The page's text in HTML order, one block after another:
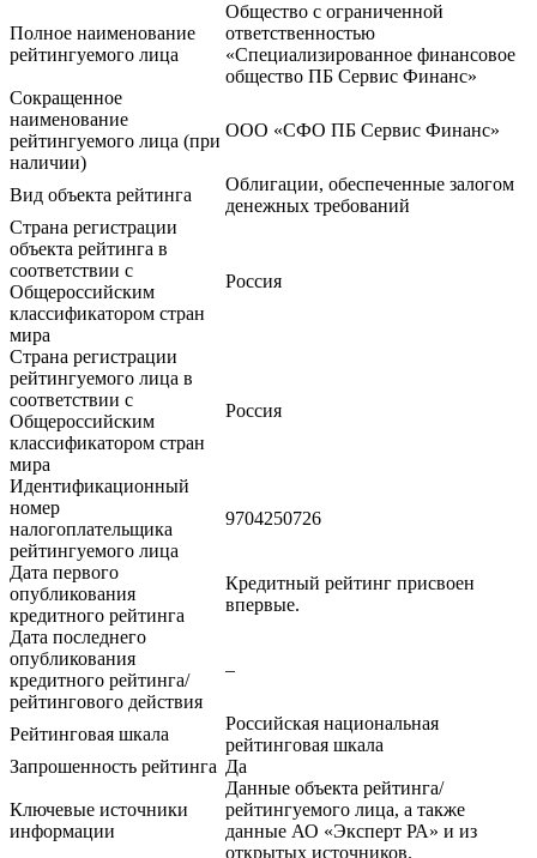
Полное наименование
рейтингуемого лица
Общество с ограниченной
ответственностью
«Специализированное финансовое
общество ПБ Сервис Финанс»
Сокращенное
наименование
рейтингуемого лица (при
наличии)
ООО «СФО ПБ Сервис Финанс»
Вид объекта рейтинга
Облигации, обеспеченные залогом
денежных требований
Страна регистрации
объекта рейтинга в
соответствии с
Общероссийским
классификатором стран
мира
Россия
Страна регистрации
рейтингуемого лица в
соответствии с
Общероссийским
классификатором стран
мира
Россия
Идентификационный
номер
налогоплательщика
рейтингуемого лица
9704250726
Дата первого
опубликования
кредитного рейтинга
Кредитный рейтинг присвоен
впервые.
Дата последнего
опубликования
кредитного рейтинга/
рейтингового действия
–
Рейтинговая шкала
Российская национальная
рейтинговая шкала
Запрошенность рейтинга Да
Ключевые источники
информации
Данные объекта рейтинга/
рейтингуемого лица, а также
данные АО «Эксперт РА» и из
открытых источников.